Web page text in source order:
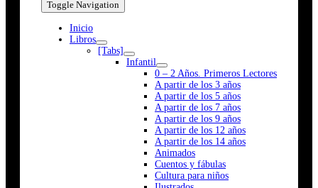
Toggle Navigation
Inicio
Libros
[Tabs]
Infantil
0 – 2 Años. Primeros Lectores
A partir de los 3 años
A partir de los 5 años
A partir de los 7 años
A partir de los 9 años
A partir de los 12 años
A partir de los 14 años
Animados
Cuentos y fábulas
Cultura para niños